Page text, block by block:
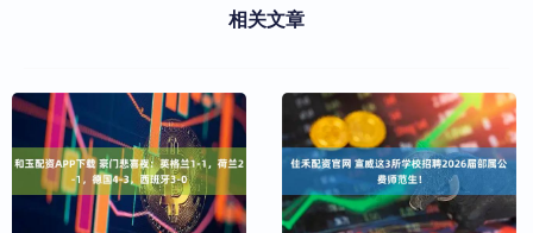
相关文章